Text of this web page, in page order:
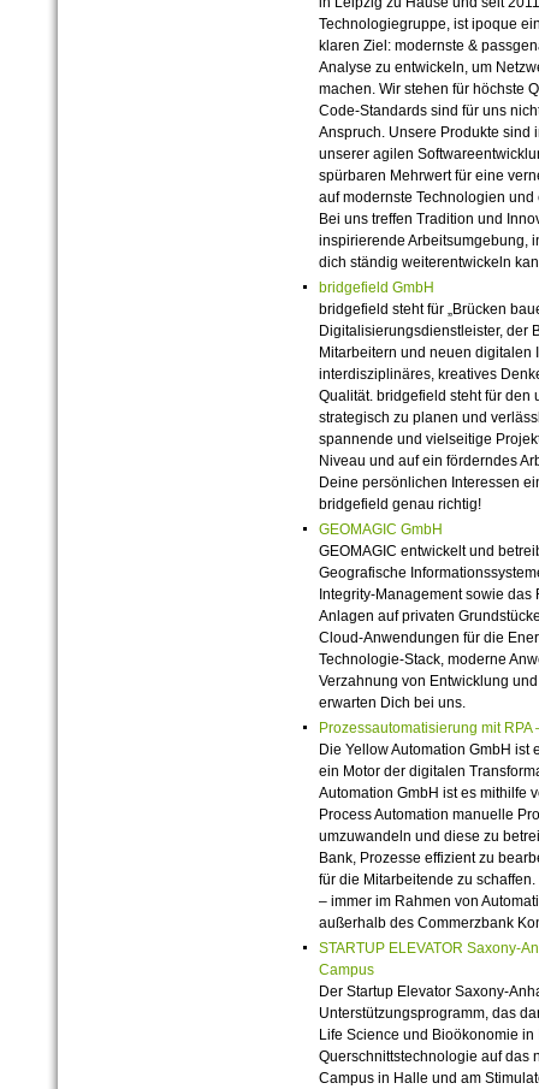
Technologiegruppe, ist ipoque
klaren Ziel: modernste &
Analyse zu entwickeln, um
machen. Wir stehen für höchste
Code-Standards sind für uns
Anspruch. Unsere Produkte sind
unserer agilen
spürbaren Mehrwert für eine
auf modernste Technologien
Bei uns treffen Tradition und
inspirierende Arbeitsumgebung,
dich ständig weiterentwickeln
bridgefield GmbH
bridgefield steht für „Brücken
Digitalisierungsdienstleister, der
Mitarbeitern und neuen digitalen
interdisziplinäres, kreatives
Qualität. bridgefield steht für
strategisch zu planen und
spannende und vielseitige
Niveau und auf ein förderndes
Deine persönlichen Interessen
bridgefield genau richtig!
GEOMAGIC GmbH
GEOMAGIC entwickelt und
Geografische
Integrity-Management sowie
Anlagen auf privaten
Cloud-Anwendungen für die
Technologie-Stack, moderne
Verzahnung von Entwicklung
erwarten Dich bei uns.
Prozessautomatisierung mit RPA
Die Yellow Automation GmbH ist
ein Motor der digitalen
Automation GmbH ist es mithilfe
Process Automation manuelle
umzuwandeln und diese zu
Bank, Prozesse effizient zu
für die Mitarbeitende zu
– immer im Rahmen von
außerhalb des Commerzbank
STARTUP ELEVATOR Saxony-
Campus
Der Startup Elevator Saxony-
Unterstützungsprogramm, das
Life Science und Bioökonomie in
Querschnittstechnologie auf das
Campus in Halle und am